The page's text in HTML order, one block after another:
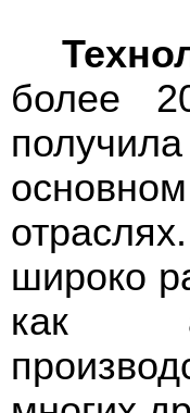
более
широко
как